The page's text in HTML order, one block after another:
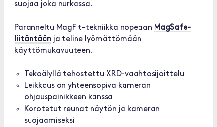
suojaa joka nurkassa.
Paranneltu MagFit-tekniikka nopeaan MagSafe-
liitäntään ja teline lyömättömään
käyttömukavuuteen.
Tekoälyllä tehostettu XRD-vaahtosijoittelu
Leikkaus on yhteensopiva kameran
ohjauspainikkeen kanssa
Korotetut reunat näytön ja kameran
suojaamiseksi